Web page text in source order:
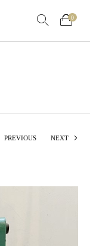
0
PREVIOUS NEXT